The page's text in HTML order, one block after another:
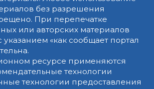
без разрешения
При перепечатке
или авторских материалов
«как сообщает портал
ресурсе применяются
технологии
технологии предоставления